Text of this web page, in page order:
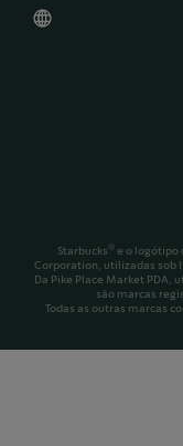
Starbucks® e o logótipo
Corporation, utilizadas sob
Da Pike Place Market PDA,
são marcas
Todas as outras marcas